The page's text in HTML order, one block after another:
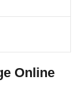
Online